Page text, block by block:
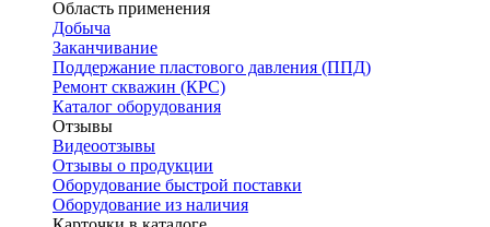
Область применения
Добыча
Заканчивание
Поддержание пластового давления (ППД)
Ремонт скважин (КРС)
Каталог оборудования
Отзывы
Видеоотзывы
Отзывы о продукции
Оборудование быстрой поставки
Оборудование из наличия